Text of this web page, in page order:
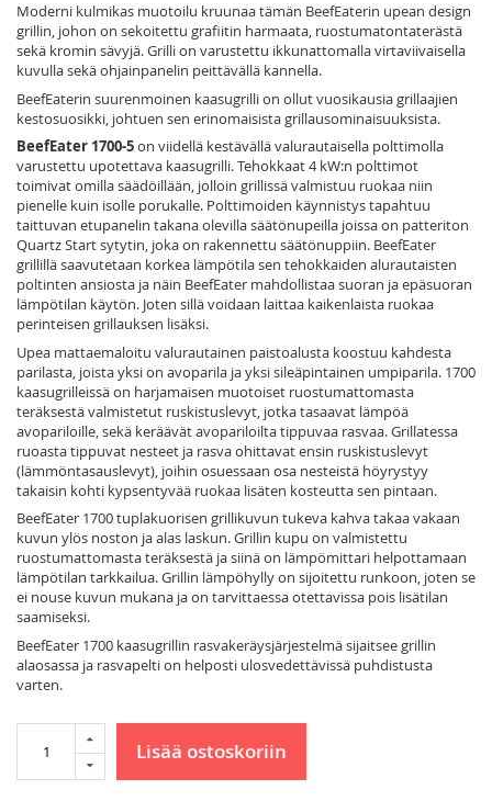
Moderni kulmikas muotoilu kruunaa tämän BeefEaterin upean design
grillin, johon on sekoitettu grafiitin harmaata, ruostumatontaterästä
sekä kromin sävyjä. Grilli on varustettu ikkunattomalla virtaviivaisella
kuvulla sekä ohjainpanelin peittävällä kannella.
BeefEaterin suurenmoinen kaasugrilli on ollut vuosikausia grillaajien
kestosuosikki, johtuen sen erinomaisista grillausominaisuuksista.
BeefEater 1700-5on viidellä kestävällä valurautaisella polttimolla
varustettu upotettava kaasugrilli. Tehokkaat 4 kW:n polttimot
toimivat omilla säädöillään, jolloin grillissä valmistuu ruokaa niin
pienelle kuin isolle porukalle. Polttimoiden käynnistys tapahtuu
taittuvan etupanelin takana olevilla säätönupeilla joissa on patteriton
Quartz Start sytytin, joka on rakennettu säätönuppiin. BeefEater
grillillä saavutetaan korkea lämpötila sen tehokkaiden alurautaisten
poltinten ansiosta ja näin BeefEater mahdollistaa suoran ja epäsuoran
lämpötilan käytön. Joten sillä voidaan laittaa kaikenlaista ruokaa
perinteisen grillauksen lisäksi.
Upea mattaemaloitu valurautainen paistoalusta koostuu kahdesta
parilasta, joista yksi on avoparila ja yksi sileäpintainen umpiparila. 1700
kaasugrilleissä on harjamaisen muotoiset ruostumattomasta
teräksestä valmistetut ruskistuslevyt, jotka tasaavat lämpöä
avopariloille, sekä keräävät avopariloilta tippuvaa rasvaa. Grillatessa
ruoasta tippuvat nesteet ja rasva ohittavat ensin ruskistuslevyt
(lämmöntasauslevyt), joihin osuessaan osa nesteistä höyrystyy
takaisin kohti kypsentyvää ruokaa lisäten kosteutta sen pintaan.
BeefEater 1700 tuplakuorisen grillikuvun tukeva kahva takaa vakaan
kuvun ylös noston ja alas laskun. Grillin kupu on valmistettu
ruostumattomasta teräksestä ja siinä on lämpömittari helpottamaan
lämpötilan tarkkailua. Grillin lämpöhylly on sijoitettu runkoon, joten se
ei nouse kuvun mukana ja on tarvittaessa otettavissa pois lisätilan
saamiseksi.
BeefEater 1700 kaasugrillin rasvakeräysjärjestelmä sijaitsee grillin
alaosassa ja rasvapelti on helposti ulosvedettävissä puhdistusta
varten.
Lisää ostoskoriin